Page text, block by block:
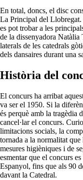
En total, doncs, el disc
La Principal del Llobregat.
es pot trobar a les
de la dissenyadora Natàlia
laterals de les catedrals
dels dansaires durant una
Història del
El concurs ha arribat
va ser el 1950. Si la
és perquè amb la tragèdia
cancel·lar el concurs.
limitacions socials, la
tornada a la normalitat
mesures higièniques i de
esmentar que el concurs
Espanyol, fins que als 90
davant la Catedral.